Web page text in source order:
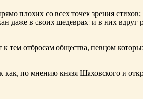
плохих со всех точек зрения
даже в своих шедеврах: и в них вдруг
отбросам общества, певцом
как, по мнению князя Шаховского и